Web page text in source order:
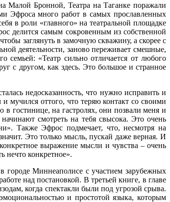
Малой Бронной, Театра на Таганке поражали
Эфроса много работ в самых прославленных
в роли «главного» на театральной площадке
делится самым сокровенным из собственной
заглянуть в замочную скважину, а скорее с
деятельности, заново переживает смешные,
семьей: «Театр сильно отличается от любого
с другом, как здесь. Это большое и странное
недосказанность, что нужно исправить и
мучился оттого, что теряю контакт со своими
гостинице, на гастролях, они позвали меня и
смотреть на тебя свысока. Это очень
Также Эфрос подмечает, что, несмотря на
Это только мысль, пускай даже верная. И
выражение мысли и чувства – очень
нечто конкретное».
городе Миннеаполисе с участием зарубежных
над постановкой. В третьей книге, в главе
когда спектакли были под угрозой срыва.
и простотой языка, которым